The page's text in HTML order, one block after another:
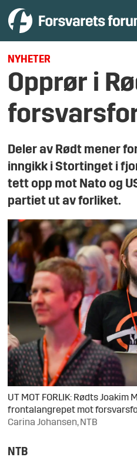
NYHETER
Opprør i
Deler av Rødt mener
inngikk i Stortinget i
tett opp mot Nato og
partiet ut av forliket.
UT MOT FORLIK: Rødts Joakim
frontalangrepet mot
Carina Johansen, NTB
NTB